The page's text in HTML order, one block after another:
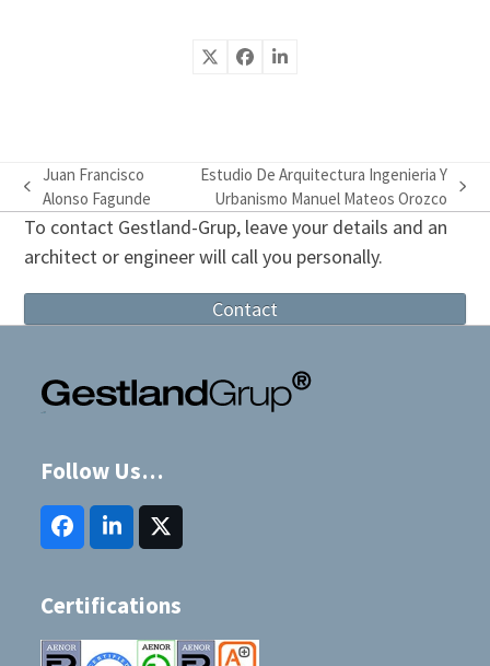
previous
post:
Juan Francisco
Alonso Fagunde
post:
Estudio De Arquitectura Ingenieria Y
Urbanismo Manuel Mateos Orozco
To contact Gestland-Grup, leave your details and an
architect or engineer will call you personally.
Contact
Follow Us…
FacebookLinkedInTwitter
(deprecated)
Certifications